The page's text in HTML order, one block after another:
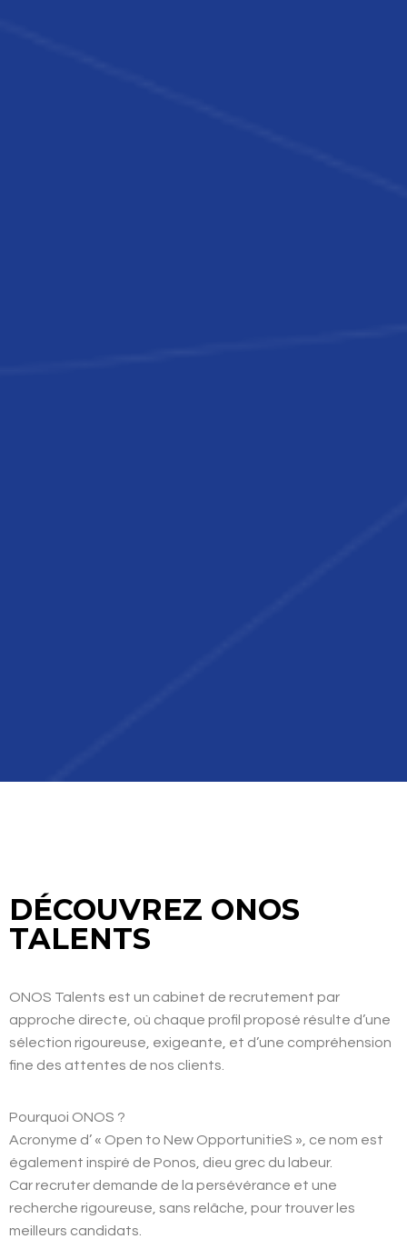
DÉCOUVREZ ONOS
TALENTS
ONOS Talents est un cabinet de recrutement par
approche directe, où chaque profil proposé résulte d’une
sélection rigoureuse, exigeante, et d’une compréhension
fine des attentes de nos clients.
Pourquoi ONOS ?
Acronyme d’ « Open to New OpportunitieS », ce nom est
également inspiré de Ponos , dieu grec du labeur.
Car recruter demande de la persévérance et une
recherche rigoureuse, sans relâche, pour trouver les
meilleurs candidats.